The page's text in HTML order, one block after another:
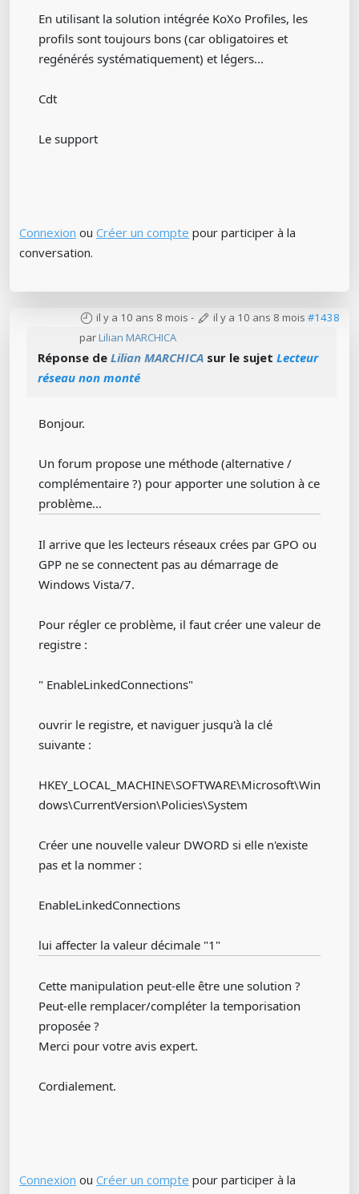
En utilisant la solution intégrée KoXo Profiles, les
profils sont toujours bons (car obligatoires et
regénérés systématiquement) et légers...
Cdt
Le support
Connexion ou Créer un compte pour participer à la
conversation.
il y a 10 ans 8 mois - il y a 10 ans 8 mois #1438
par Lilian MARCHICA
Réponse de Lilian MARCHICA sur le sujet Lecteur
réseau non monté
Bonjour.
Un forum propose une méthode (alternative /
complémentaire ?) pour apporter une solution à ce
problème...
Il arrive que les lecteurs réseaux crées par GPO ou
GPP ne se connectent pas au démarrage de
Windows Vista/7.
Pour régler ce problème, il faut créer une valeur de
registre :
" EnableLinkedConnections"
ouvrir le registre, et naviguer jusqu'à la clé
suivante :
HKEY_LOCAL_MACHINE\SOFTWARE\Microsoft\Win
dows\CurrentVersion\Policies\System
Créer une nouvelle valeur DWORD si elle n'existe
pas et la nommer :
EnableLinkedConnections
lui affecter la valeur décimale "1"
Cette manipulation peut-elle être une solution ?
Peut-elle remplacer/compléter la temporisation
proposée ?
Merci pour votre avis expert.
Cordialement.
Connexion ou Créer un compte pour participer à la